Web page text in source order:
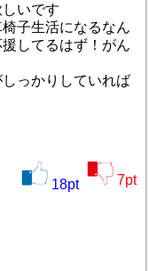
いです
子生活になるなん
してるはず！がん
っかりしていれば
18pt 7pt